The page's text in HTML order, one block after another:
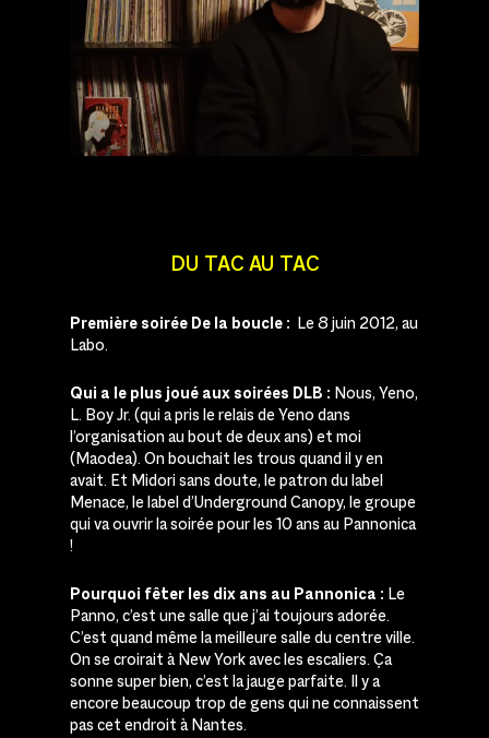
DU TAC AU TAC
Première soirée De la boucle : Le 8 juin 2012, au
Labo.
Qui a le plus joué aux soirées DLB : Nous, Yeno,
L. Boy Jr. (qui a pris le relais de Yeno dans
l’organisation au bout de deux ans) et moi
(Maodea). On bouchait les trous quand il y en
avait. Et Midori sans doute, le patron du label
Menace, le label d’Underground Canopy, le groupe
qui va ouvrir la soirée pour les 10 ans au Pannonica
!
Pourquoi fêter les dix ans au Pannonica : Le
Panno, c’est une salle que j’ai toujours adorée.
C’est quand même la meilleure salle du centre ville.
On se croirait à New York avec les escaliers. Ça
sonne super bien, c’est la jauge parfaite. Il y a
encore beaucoup trop de gens qui ne connaissent
pas cet endroit à Nantes.